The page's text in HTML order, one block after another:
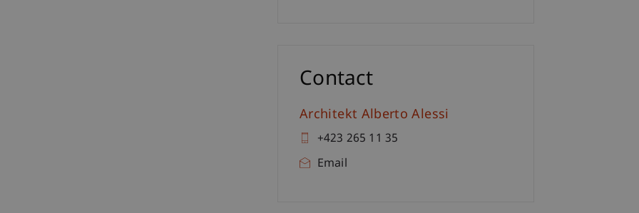
Contact
Architekt Alberto Alessi
+423 265 11 35
Email